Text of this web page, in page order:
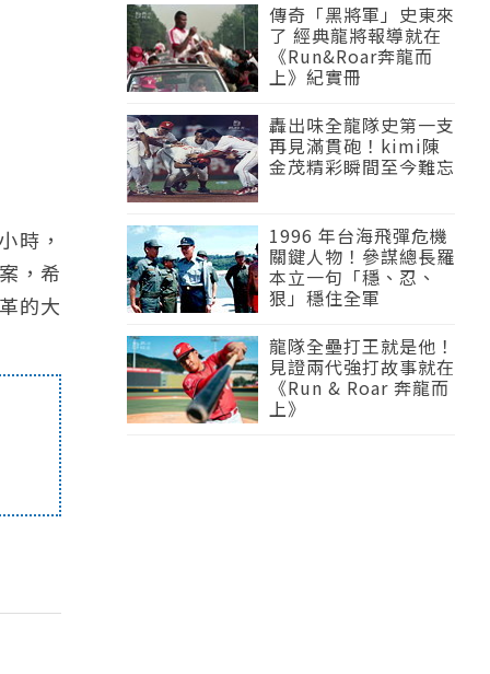
時，
，希
的大
傳奇「黑將軍」史東來
了 經典龍將報導就在
《Run&Roar奔龍而
上》紀實冊
轟出味全龍隊史第一支
再見滿貫砲！kimi陳
金茂精彩瞬間至今難忘
1996 年台海飛彈危機
關鍵人物！參謀總長羅
本立一句「穩、忍、
狠」穩住全軍
龍隊全壘打王就是他！
見證兩代強打故事就在
《Run & Roar 奔龍而
上》